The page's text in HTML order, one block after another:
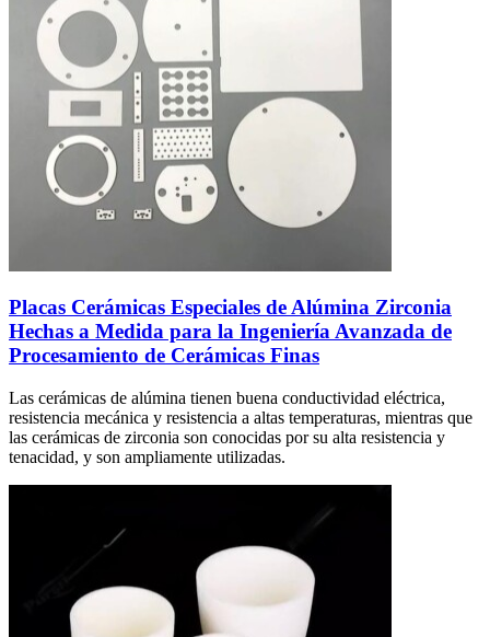
Placas Cerámicas Especiales de Alúmina Zirconia
Hechas a Medida para la Ingeniería Avanzada de
Procesamiento de Cerámicas Finas
Las cerámicas de alúmina tienen buena conductividad eléctrica,
resistencia mecánica y resistencia a altas temperaturas, mientras que
las cerámicas de zirconia son conocidas por su alta resistencia y
tenacidad, y son ampliamente utilizadas.